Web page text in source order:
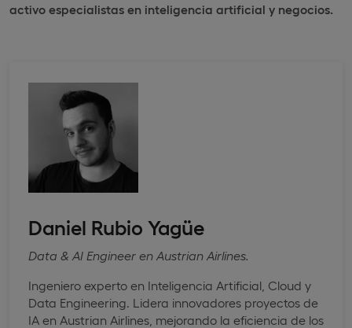
activo especialistas en inteligencia artificial y negocios.
Daniel Rubio Yagüe
Data & AI Engineer en Austrian Airlines.
Ingeniero experto en Inteligencia Artificial, Cloud y
Data Engineering. Lidera innovadores proyectos de
IA en Austrian Airlines, mejorando la eficiencia de los